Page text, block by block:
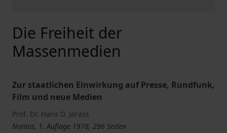
Die Freiheit der
Massenmedien
Zur staatlichen Einwirkung auf Presse, Rundfunk,
Film und neue Medien
Prof. Dr. Hans D. Jarass
Nomos, 1. Auflage 1978, 296 Seiten